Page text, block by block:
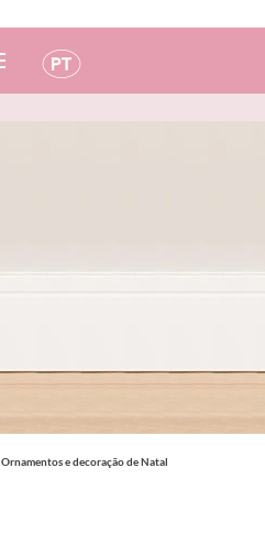
Ornamentos e decoração de Natal